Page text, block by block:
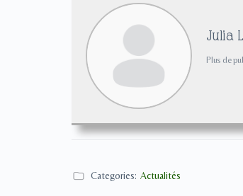
Julia
Plus de
Categories: Actualités